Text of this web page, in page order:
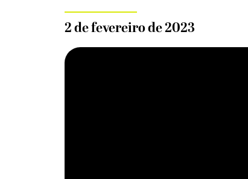
2 de fevereiro de 2023